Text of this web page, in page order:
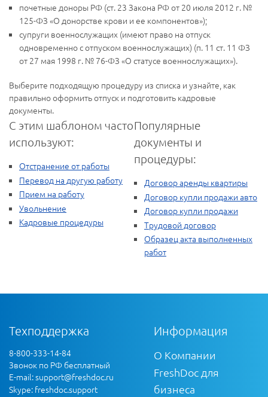
почетные доноры РФ (ст. 23 Закона РФ от 20 июля 2012 г. №
125-ФЗ «О донорстве крови и ее компонентов»);
супруги военнослужащих (имеют право на отпуск
одновременно с отпуском военнослужащих) (п. 11 ст. 11 ФЗ
от 27 мая 1998 г. № 76-ФЗ «О статусе военнослужащих»).
Выберите подходящую процедуру из списка и узнайте, как
правильно оформить отпуск и подготовить кадровые
документы.
С этим шаблоном часто
используют:
Отстранение от работы
Перевод на другую работу
Прием на работу
Увольнение
Кадровые процедуры
Популярные
документы и
процедуры:
Договор аренды квартиры
Договор купли продажи авто
Договор купли продажи
Трудовой договор
Образец акта выполненных
работ
Техподдержка
8-800-333-14-84
Звонок по РФ бесплатный
E-mail:support@freshdoc.ru
Skype: freshdoc.support
Информация
О Компании
FreshDoc для
бизнеса